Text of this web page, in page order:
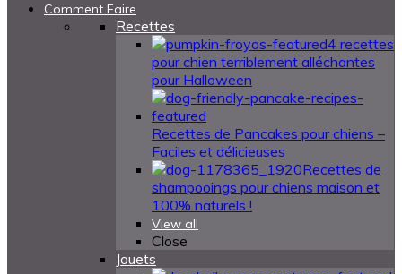
Comment Faire
Recettes
4 recettes
pour chien terriblement alléchantes
pour Halloween
Recettes de Pancakes pour chiens –
Faciles et délicieuses
Recettes de
shampooings pour chiens maison et
100% naturels !
View all
Close
Jouets